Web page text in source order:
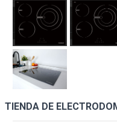
TIENDA DE